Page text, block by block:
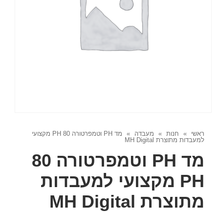
ראשי » חנות » מעבדה »
מד PH וטמפרטורה 80 PH מקצועי
למעבדות מתוצרת MH Digital
מד PH וטמפרטורה 80
PH מקצועי למעבדות
מתוצרת MH Digital